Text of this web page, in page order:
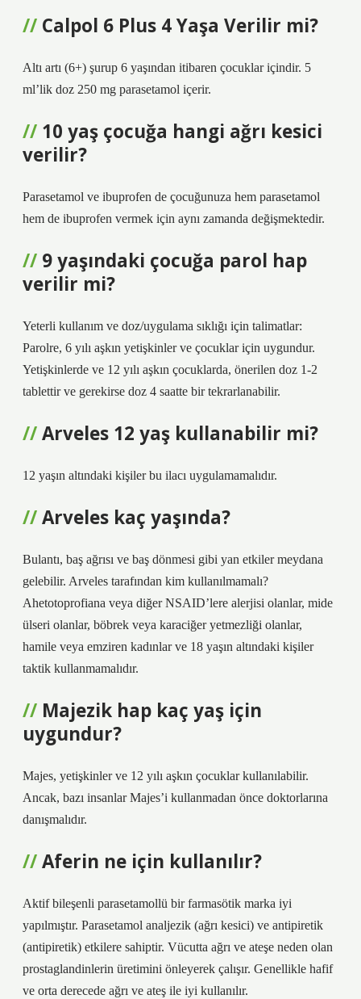
Calpol 6 Plus 4 Yaşa Verilir mi?
Altı artı (6+) şurup 6 yaşından itibaren çocuklar içindir. 5
ml’lik doz 250 mg parasetamol içerir.
10 yaş çocuğa hangi ağrı kesici
verilir?
Parasetamol ve ibuprofen de çocuğunuza hem parasetamol
hem de ibuprofen vermek için aynı zamanda değişmektedir.
9 yaşındaki çocuğa parol hap
verilir mi?
Yeterli kullanım ve doz/uygulama sıklığı için talimatlar:
Parolre, 6 yılı aşkın yetişkinler ve çocuklar için uygundur.
Yetişkinlerde ve 12 yılı aşkın çocuklarda, önerilen doz 1-2
tablettir ve gerekirse doz 4 saatte bir tekrarlanabilir.
Arveles 12 yaş kullanabilir mi?
12 yaşın altındaki kişiler bu ilacı uygulamamalıdır.
Arveles kaç yaşında?
Bulantı, baş ağrısı ve baş dönmesi gibi yan etkiler meydana
gelebilir. Arveles tarafından kim kullanılmamalı?
Ahetotoprofiana veya diğer NSAID’lere alerjisi olanlar, mide
ülseri olanlar, böbrek veya karaciğer yetmezliği olanlar,
hamile veya emziren kadınlar ve 18 yaşın altındaki kişiler
taktik kullanmamalıdır.
Majezik hap kaç yaş için
uygundur?
Majes, yetişkinler ve 12 yılı aşkın çocuklar kullanılabilir.
Ancak, bazı insanlar Majes’i kullanmadan önce doktorlarına
danışmalıdır.
Aferin ne için kullanılır?
Aktif bileşenli parasetamollü bir farmasötik marka iyi
yapılmıştır. Parasetamol analjezik (ağrı kesici) ve antipiretik
(antipiretik) etkilere sahiptir. Vücutta ağrı ve ateşe neden olan
prostaglandinlerin üretimini önleyerek çalışır. Genellikle hafif
ve orta derecede ağrı ve ateş ile iyi kullanılır.